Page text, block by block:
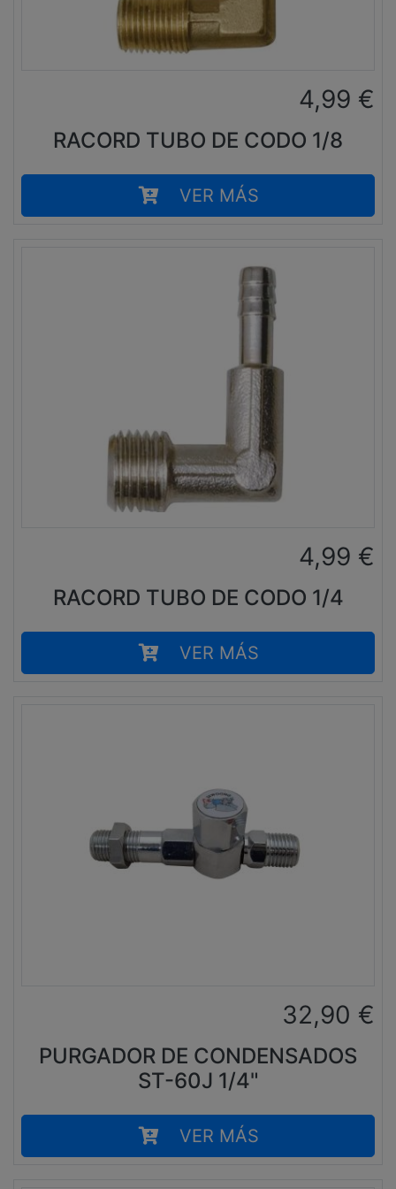
4,99 €
RACORD TUBO DE CODO 1/8
VER MÁS
4,99 €
RACORD TUBO DE CODO 1/4
VER MÁS
32,90 €
PURGADOR DE CONDENSADOS
ST-60J 1/4"
VER MÁS